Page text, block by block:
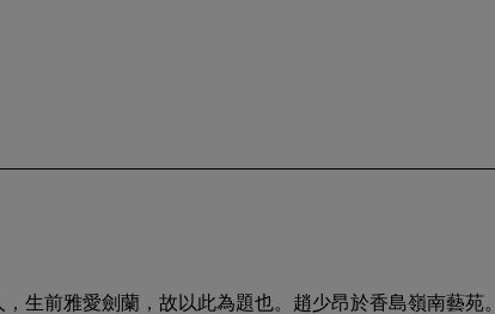
生前雅愛劍蘭，故以此為題也。趙少昂於香島嶺南藝苑。